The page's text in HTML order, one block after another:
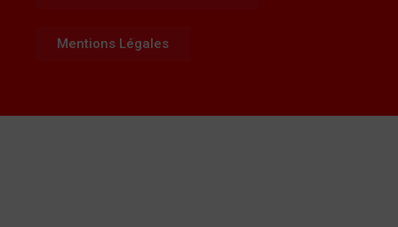
Mentions Légales